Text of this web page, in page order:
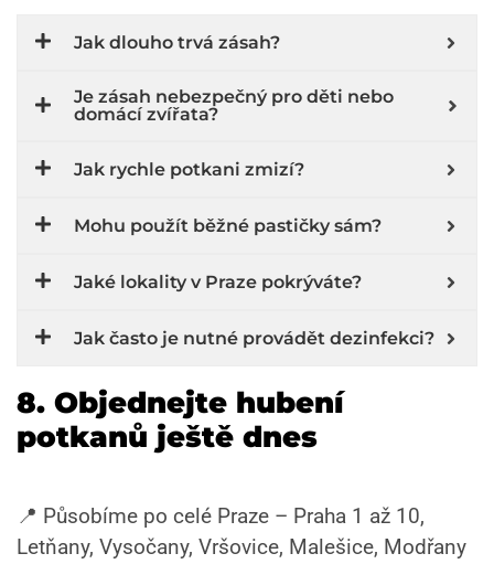
Jak dlouho trvá zásah?
Je zásah nebezpečný pro děti nebo
domácí zvířata?
Jak rychle potkani zmizí?
Mohu použít běžné pastičky sám?
Jaké lokality v Praze pokrýváte?
Jak často je nutné provádět dezinfekci?
8. Objednejte hubení
potkanů ještě dnes
📍 Působíme po celé Praze – Praha 1 až 10,
Letňany, Vysočany, Vršovice, Malešice, Modřany